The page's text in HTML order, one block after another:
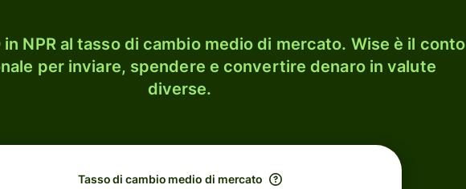
NPR al tasso di cambio medio di mercato. Wise è il conto
per inviare, spendere e convertire denaro in valute
diverse.
Tasso di cambio medio di mercato